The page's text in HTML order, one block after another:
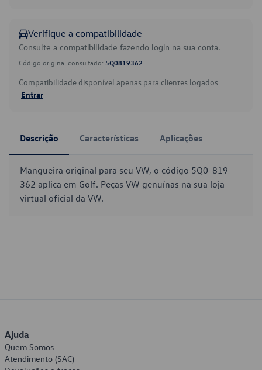
Verifique a compatibilidade
Consulte a compatibilidade fazendo login na sua conta.
Código original consultado: 5Q0819362
Compatibilidade disponível apenas para clientes logados.
Entrar
Descrição Características Aplicações
Mangueira original para seu VW, o código 5Q0-819-
362 aplica em Golf. Peças VW genuínas na sua loja
virtual oficial da VW.
Ajuda
Quem Somos
Atendimento (SAC)